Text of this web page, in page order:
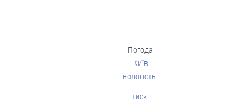
Погода
Київ
вологість:
тиск: